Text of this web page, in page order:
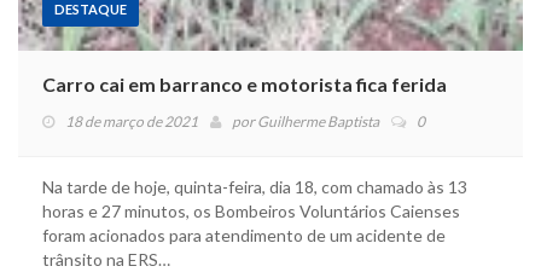
DESTAQUE
Carro cai em barranco e motorista fica ferida
18 de março de 2021 porGuilherme Baptista 0
Na tarde de hoje, quinta-feira, dia 18, com chamado às 13
horas e 27 minutos, os Bombeiros Voluntários Caienses
foram acionados para atendimento de um acidente de
trânsito na ERS…